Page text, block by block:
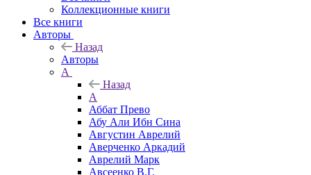
Коллекционные книги
Все книги
Авторы
Назад
Авторы
А
Назад
А
Аббат Прево
Абу Али Ибн Сина
Августин Аврелий
Аверченко Аркадий
Аврелий Марк
Авсеенко В.Г.